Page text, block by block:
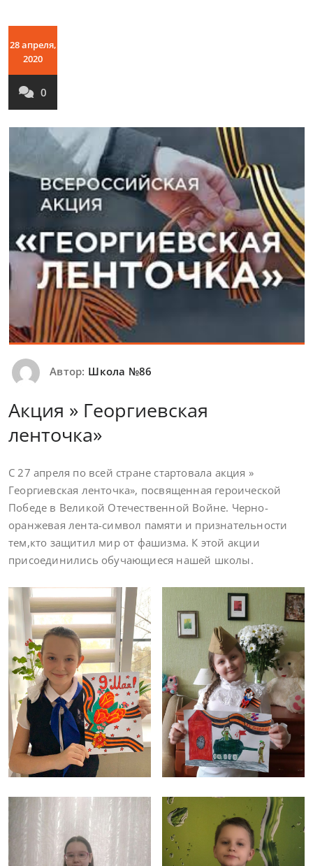
28 апреля,
2020
0
Автор: Школа №86
Акция » Георгиевская
ленточка»
С 27 апреля по всей стране стартовала акция »
Георгиевская ленточка», посвященная героической
Победе в Великой Отечественной Войне. Черно-
оранжевая лента-символ памяти и признательности
тем,кто защитил мир от фашизма. К этой акции
присоединились обучающиеся нашей школы.